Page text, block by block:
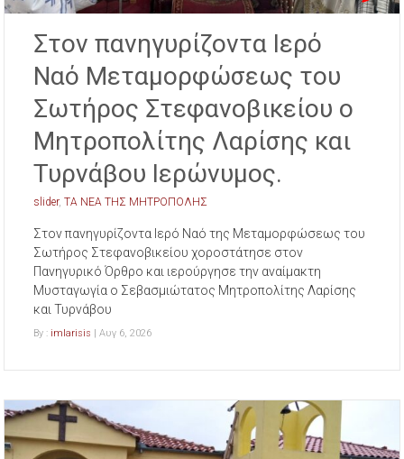
Στον πανηγυρίζοντα Ιερό
Ναό Μεταμορφώσεως του
Σωτήρος Στεφανοβικείου ο
Μητροπολίτης Λαρίσης και
Τυρνάβου Ιερώνυμος.
slider,ΤΑ ΝΕΑ ΤΗΣ ΜΗΤΡΟΠΟΛΗΣ
Στον πανηγυρίζοντα Ιερό Ναό της Μεταμορφώσεως του
Σωτήρος Στεφανοβικείου χοροστάτησε στον
Πανηγυρικό Όρθρο και ιερούργησε την αναίμακτη
Μυσταγωγία ο Σεβασμιώτατος Μητροπολίτης Λαρίσης
και Τυρνάβου
By : imlarisis | Αυγ 6, 2026